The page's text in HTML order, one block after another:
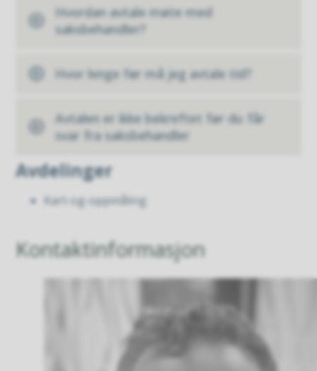
Hvordan avtale møte med
saksbehandler?
Hvor lenge før må jeg avtale tid?
Avtalen er ikke bekreftet før du får
svar fra saksbehandler
Avdelinger
Kart-og-oppmåling
Kontaktinformasjon